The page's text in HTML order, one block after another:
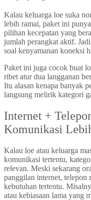
Kalau keluarga loe suka
lebih ramai, paket ini
pilihan kecepatan yang
jumlah perangkat aktif.
soal kenyamanan koneksi
Paket ini juga cocok buat
ribet atur dua langganan
Itu alasan kenapa banyak
langsung melirik kategori
Internet +
Komunikasi
Kalau loe atau keluarga
komunikasi tertentu,
relevan. Meski sekarang
panggilan internet, telepon
kebutuhan tertentu.
atau kebiasaan lama yang